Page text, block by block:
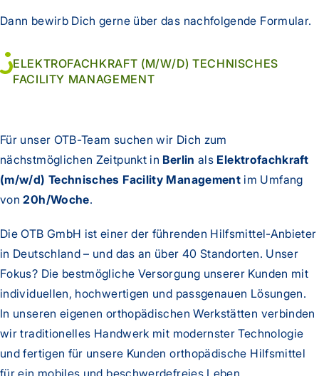
Dann bewirb Dich gerne über das nachfolgende Formular.
ELEKTROFACHKRAFT (M/W/D) TECHNISCHES
FACILITY MANAGEMENT
Für unser OTB-Team suchen wir Dich zum
nächstmöglichen Zeitpunkt in Berlin als Elektrofachkraft
(m/w/d) Technisches Facility Management im Umfang
von20h/Woche.
Die OTB GmbH ist einer der führenden Hilfsmittel-Anbieter
in Deutschland – und das an über 40 Standorten. Unser
Fokus? Die bestmögliche Versorgung unserer Kunden mit
individuellen, hochwertigen und passgenauen Lösungen.
In unseren eigenen orthopädischen Werkstätten verbinden
wir traditionelles Handwerk mit modernster Technologie
und fertigen für unsere Kunden orthopädische Hilfsmittel
für ein mobiles und beschwerdefreies Leben.